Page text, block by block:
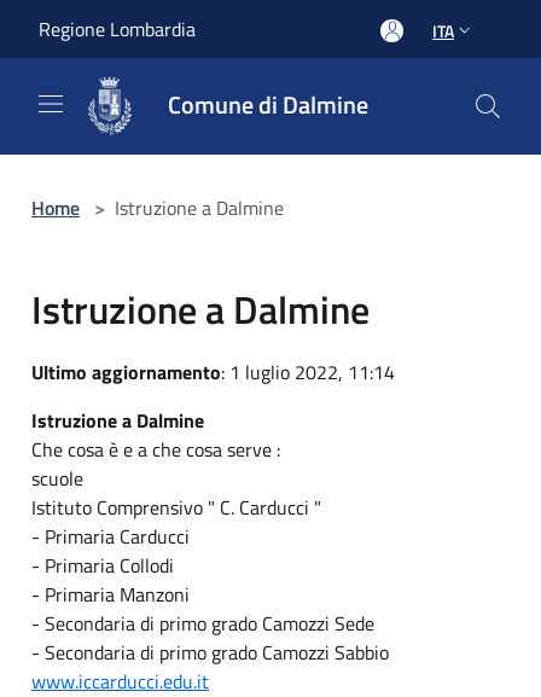
Regione Lombardia ITA
Comune di Dalmine
Home > Istruzione a Dalmine
Istruzione a Dalmine
Ultimo aggiornamento: 1 luglio 2022, 11:14
Istruzione a Dalmine
Che cosa è e a che cosa serve :
scuole
Istituto Comprensivo " C. Carducci "
- Primaria Carducci
- Primaria Collodi
- Primaria Manzoni
- Secondaria di primo grado Camozzi Sede
- Secondaria di primo grado Camozzi Sabbio
www.iccarducci.edu.it